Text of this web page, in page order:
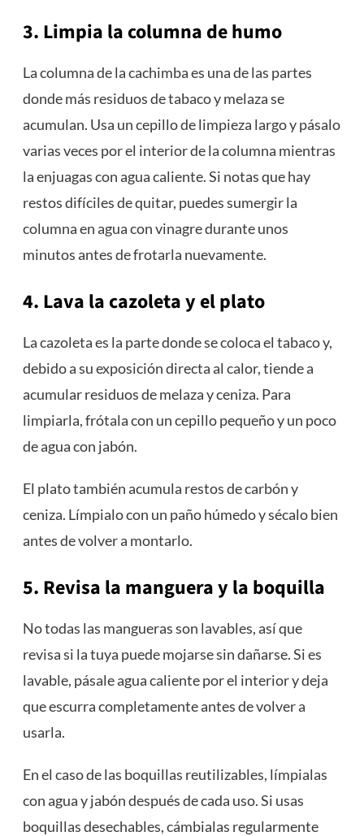
3. Limpia la columna de humo
La columna de la cachimba es una de las partes
donde más residuos de tabaco y melaza se
acumulan. Usa un cepillo de limpieza largo y pásalo
varias veces por el interior de la columna mientras
la enjuagas con agua caliente. Si notas que hay
restos difíciles de quitar, puedes sumergir la
columna en agua con vinagre durante unos
minutos antes de frotarla nuevamente.
4. Lava la cazoleta y el plato
La cazoleta es la parte donde se coloca el tabaco y,
debido a su exposición directa al calor, tiende a
acumular residuos de melaza y ceniza. Para
limpiarla, frótala con un cepillo pequeño y un poco
de agua con jabón.
El plato también acumula restos de carbón y
ceniza. Límpialo con un paño húmedo y sécalo bien
antes de volver a montarlo.
5. Revisa la manguera y la boquilla
No todas las mangueras son lavables, así que
revisa si la tuya puede mojarse sin dañarse. Si es
lavable, pásale agua caliente por el interior y deja
que escurra completamente antes de volver a
usarla.
En el caso de las boquillas reutilizables, límpialas
con agua y jabón después de cada uso. Si usas
boquillas desechables, cámbialas regularmente